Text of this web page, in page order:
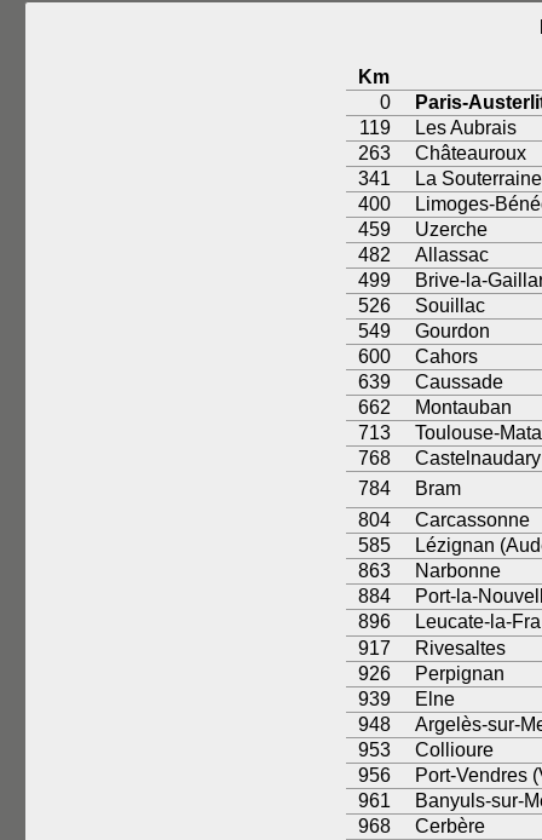
Km
0
Paris-
119
Les Aubrais
263
Châteauroux
341
La Souterraine
400
Limoges-
459
Uzerche
482
Allassac
499
Brive-la-
526
Souillac
549
Gourdon
600
Cahors
639
Caussade
662
Montauban
713
Toulouse-
768
Castelnaudary
784
Bram
804
Carcassonne
585
Lézignan
863
Narbonne
884
Port-la-
896
Leucate-la-
917
Rivesaltes
926
Perpignan
939
Elne
948
Argelès-sur-
953
Collioure
956
Port-Vendres
961
Banyuls-sur-
968
Cerbère